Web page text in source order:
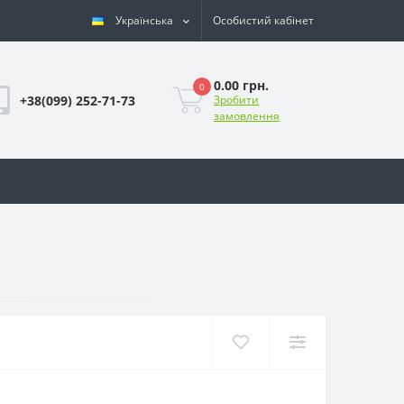
Українська Особистий кабінет
+38(099) 252-71-73
0 0.00 грн.
Зробити
замовлення